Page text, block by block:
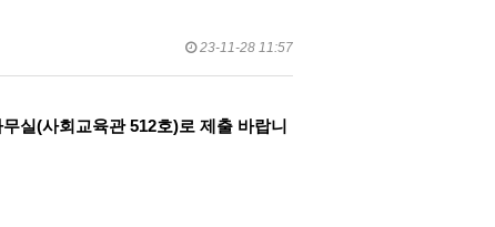
23-11-28 11:57
실(사회교육관 512호)로 제출 바랍니